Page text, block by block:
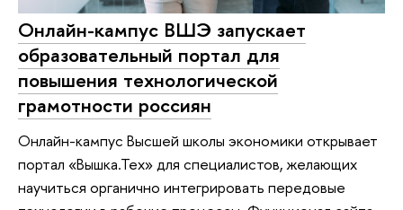
Онлайн-кампус ВШЭ запускает
образовательный портал для
повышения технологической
грамотности россиян
Онлайн-кампус Высшей школы экономики открывает
портал «Вышка.Тех» для специалистов, желающих
научиться органично интегрировать передовые